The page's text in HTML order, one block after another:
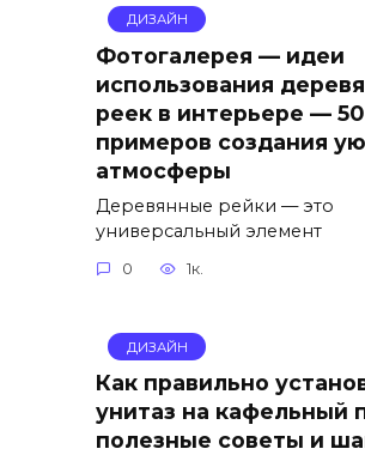
ДИЗАЙН
Фотогалерея — идеи
использования
реек в интерьере — 50
примеров создания
атмосферы
Деревянные рейки — это
универсальный элемент
0 1к.
ДИЗАЙН
Как правильно
унитаз на кафельный
полезные советы и